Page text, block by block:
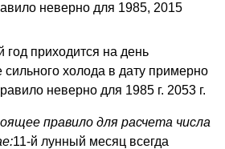
неверно для 1985, 2015
год приходится на день
сильного холода в дату примерно
неверно для 1985 г. 2053 г.
правило для расчета числа
11-й лунный месяц всегда